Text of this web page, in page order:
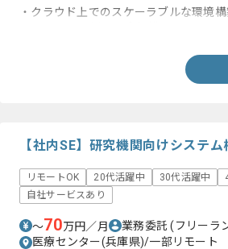
・クラウド上でのスケーラブルな環境
【社内SE】研究機関向けシステ
リモートOK 20代活躍中 30代活躍中
自社サービスあり
〜70万円／月 業務委託(フリーラ
医療センター(兵庫県)/一部リモート